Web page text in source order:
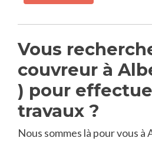
Vous
couvreur à
) pour
travaux ?
Nous sommes là pour vous à